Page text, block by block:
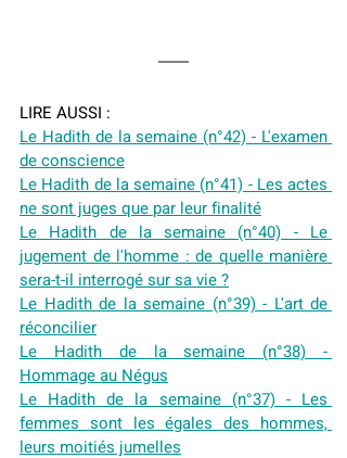
LIRE AUSSI :
Le Hadith de la semaine (n°42) - L'examen
de conscience
Le Hadith de la semaine (n°41) - Les actes
ne sont juges que par leur finalité
Le Hadith de la semaine (n°40) - Le
jugement de l'homme : de quelle manière
sera-t-il interrogé sur sa vie ?
Le Hadith de la semaine (n°39) - L'art de
réconcilier
Le Hadith de la semaine (n°38) -
Hommage au Négus
Le Hadith de la semaine (n°37) - Les
femmes sont les égales des hommes,
leurs moitiés jumelles